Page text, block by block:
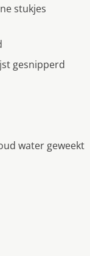
stukjes
gesnipperd
water geweekt